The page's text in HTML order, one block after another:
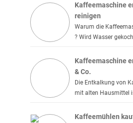
Kaffeemaschine
reinigen
Warum die
? Wird Wasser
Kaffeemaschine
& Co.
Die Entkalkung von
mit alten Hausmittel
Kaffeemühlen